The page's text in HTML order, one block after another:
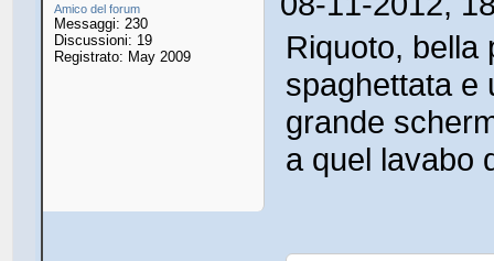
Amico del forum
Messaggi: 230
Discussioni: 19
Registrato: May 2009
Riquoto, bella
spaghettata e
grande
a quel lavabo